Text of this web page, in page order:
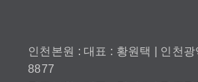
인천본원 : 대표 : 황원택 | 인천
8877